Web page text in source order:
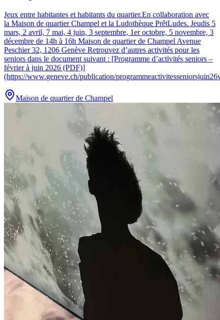
Jeux entre habitantes et habitants du quartier.En collaboration avec
la Maison de quartier Champel et la Ludothèque PrêtLudes. Jeudis 5
mars, 2 avril, 7 mai, 4 juin, 3 septembre, 1er octobre, 5 novembre, 3
décembre de 14h à 16h Maison de quartier de Champel Avenue
Peschier 32, 1206 Genève Retrouvez d’autres activités pour les
seniors dans le document suivant : [Programme d’activités seniors –
février à juin 2026 (PDF)]
(https://www.geneve.ch/publication/
Maison de quartier de Champel